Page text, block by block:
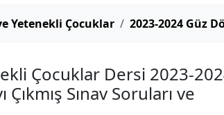
Yetenekli Çocuklar 2023-2024 Güz
Çocuklar Dersi 2023-
Sınav Soruları ve